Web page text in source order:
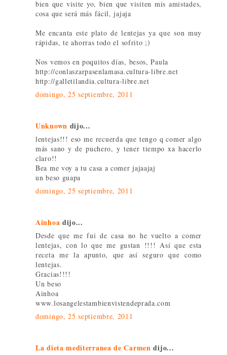
bien que visite yo, bien que visiten mis amistades,
cosa que será más fácil, jajaja
Me encanta este plato de lentejas ya que son muy
rápidas, te ahorras todo el sofrito ;)
Nos vemos en poquitos días, besos, Paula
http://conlaszarpasenlamasa.cultura-libre.net
http://galletilandia.cultura-libre.net
domingo, 25 septiembre, 2011
Unknown dijo...
lentejas!!! eso me recuerda que tengo q comer algo
más sano y de puchero, y tener tiempo xa hacerlo
claro!!
Bea me voy a tu casa a comer jajaajaj
un beso guapa
domingo, 25 septiembre, 2011
Ainhoa dijo...
Desde que me fui de casa no he vuelto a comer
lentejas, con lo que me gustan !!!! Así que esta
receta me la apunto, que así seguro que como
lentejas.
Gracias!!!!
Un beso
Ainhoa
www.losangelestambienvistendeprada.com
domingo, 25 septiembre, 2011
La dieta mediterranea de Carmen dijo...